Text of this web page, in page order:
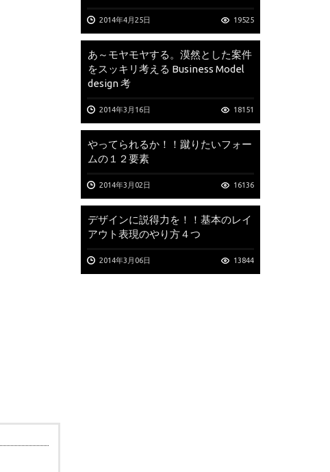
2014年4月25日 19525
あ～モヤモヤする。漠然とした案件
をスッキリ考える Business Model
design 考
2014年3月16日 18151
やってられるか！！蹴りたいフォー
ムの１２要素
2014年3月02日 16136
デザインに説得力を！！基本のレイ
アウト表現のやり方４つ
2014年3月06日 13844